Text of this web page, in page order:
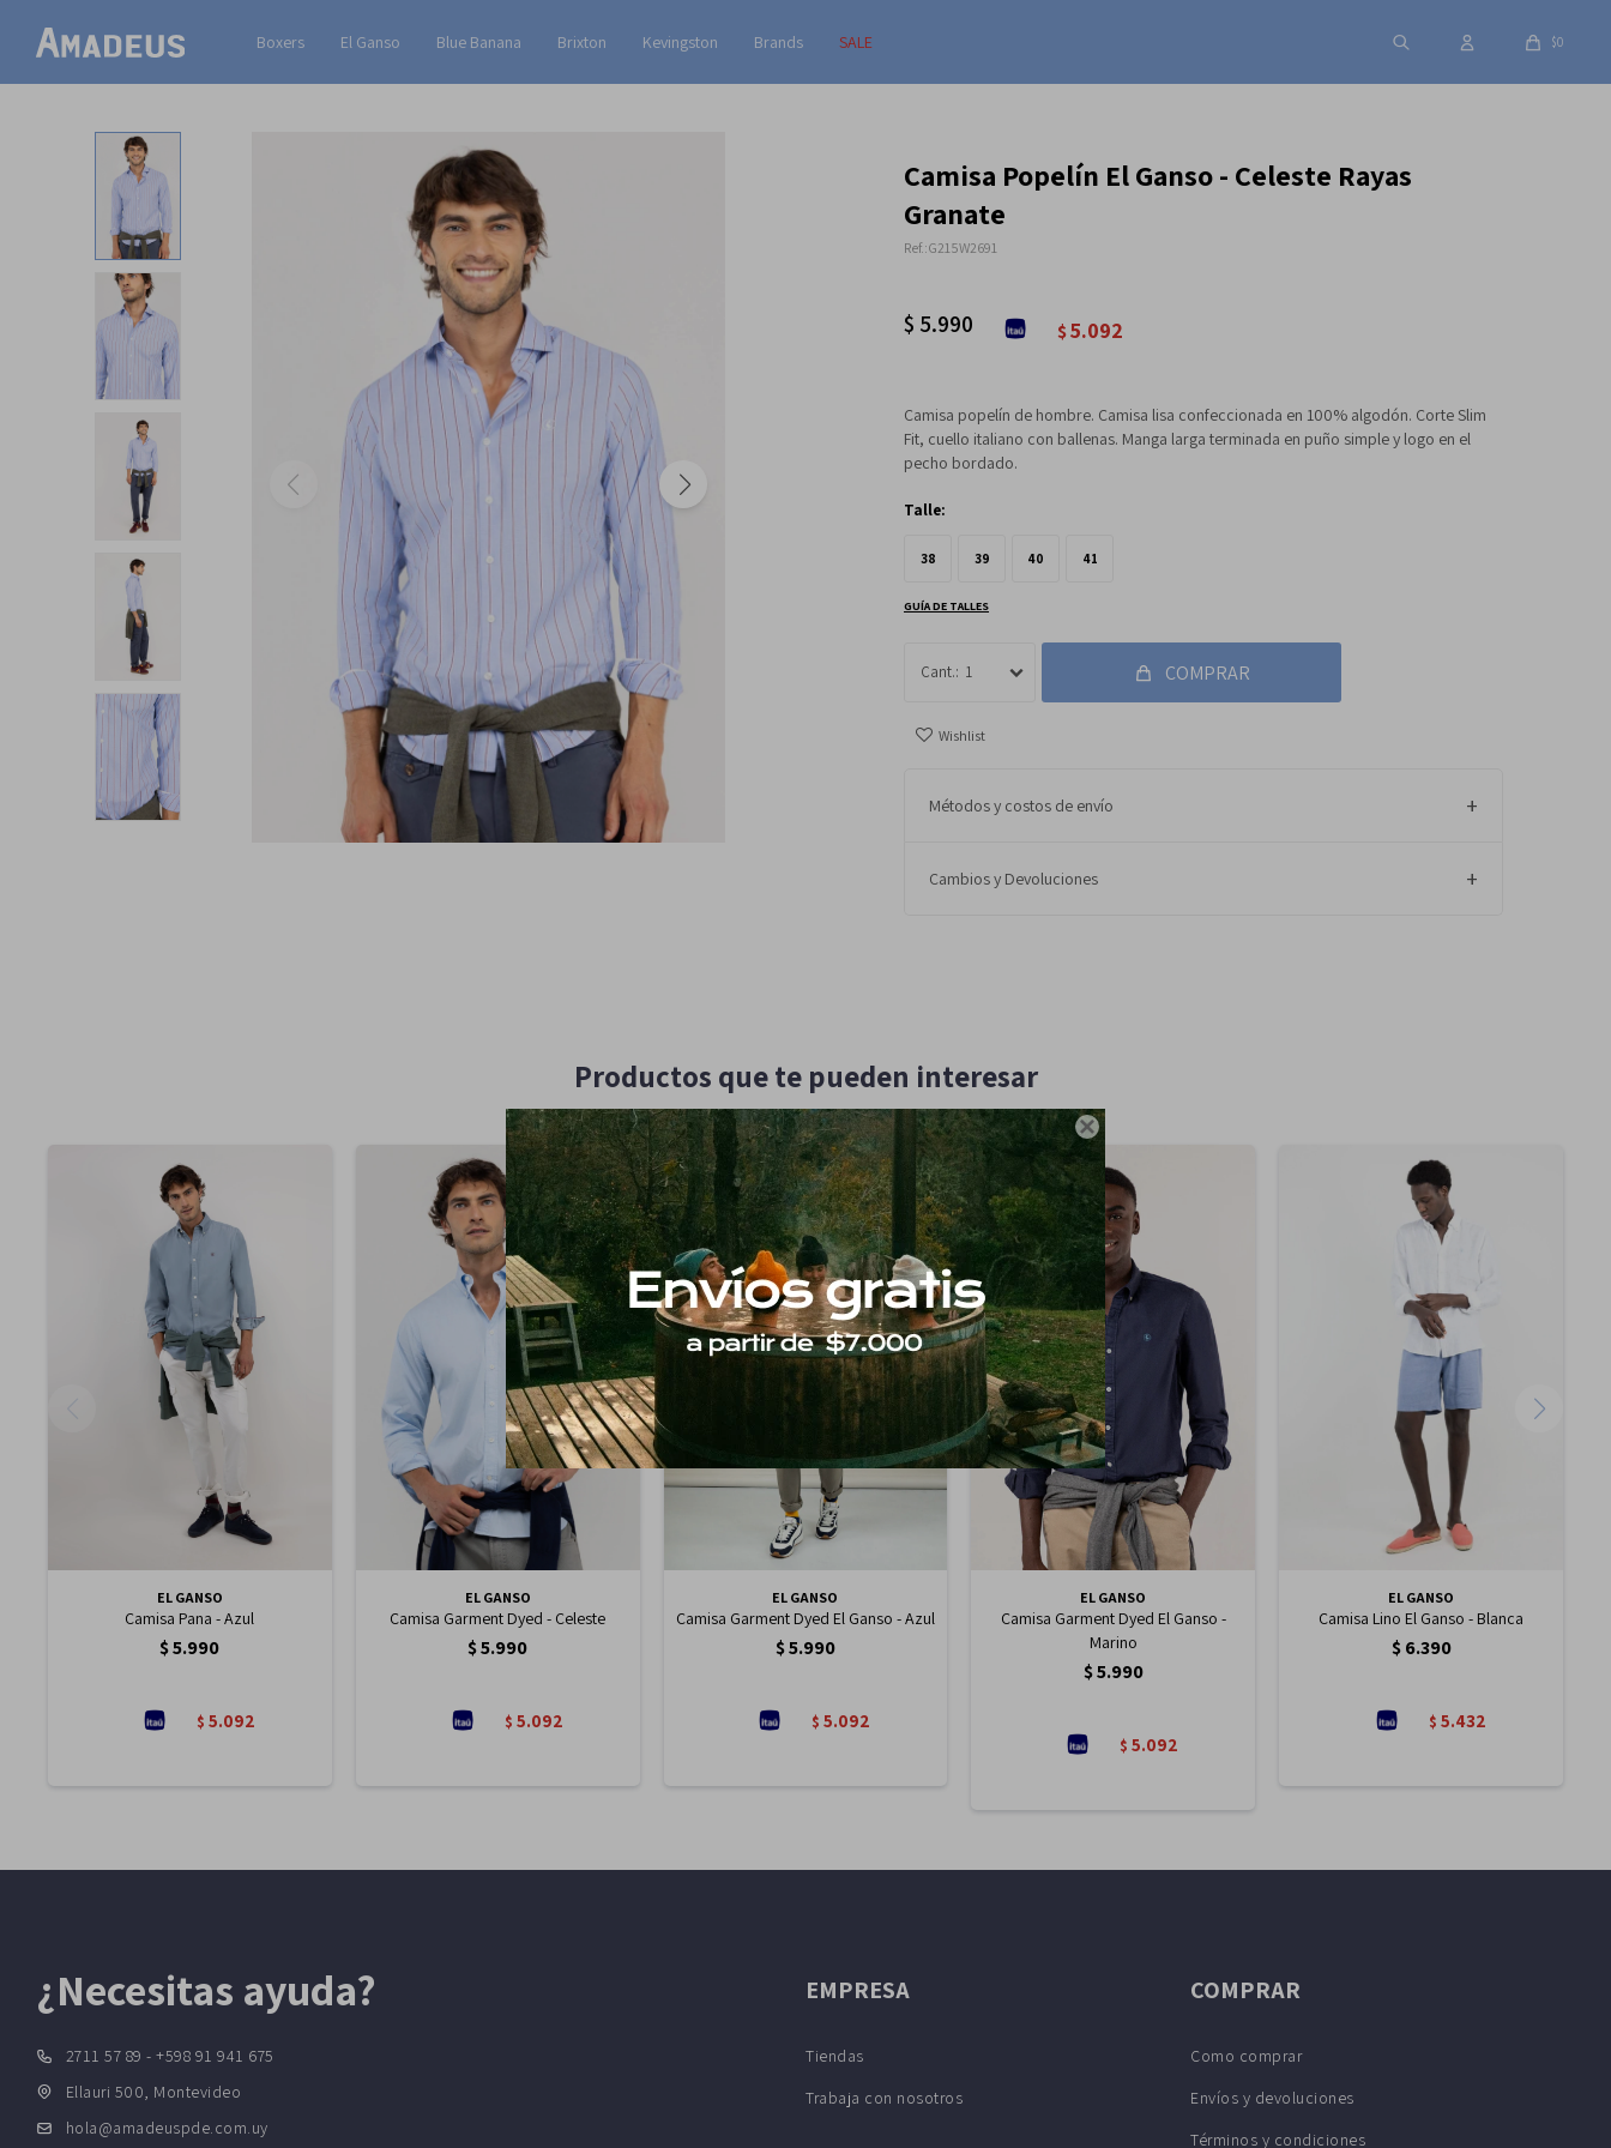

Boxers El Ganso Blue Banana Brixton Kevingston Brands SALE $0
Camisa Popelín El Ganso - Celeste Rayas
Granate
G215W2691
$ 5.990 $5.092
Camisa popelín de hombre. Camisa lisa confeccionada en 100% algodón. Corte Slim
Fit, cuello italiano con ballenas. Manga larga terminada en puño simple y logo en el
pecho bordado.
Talle:
38 39 40 41
GUÍA DE TALLES
1 COMPRAR
Métodos y costos de envío
Cambios y Devoluciones
Productos que te pueden interesar
EL GANSO
Camisa Pana - Azul
$5.990
$ 5.092
EL GANSO
Camisa Garment Dyed - Celeste
$5.990
$ 5.092
EL GANSO
Camisa Garment Dyed El Ganso - Azul
$5.990
$ 5.092
EL GANSO
Camisa Garment Dyed El Ganso -
Marino
$5.990
$ 5.092
EL GANSO
Camisa Lino El Ganso - Blanca
$ 6.390
$ 5.432
¿Necesitas ayuda?
2711 57 89 - +598 91 941 675
Ellauri 500, Montevideo
hola@amadeuspde.com.uy
EMPRESA
Tiendas
Trabaja con nosotros
COMPRAR
Como comprar
Envíos y devoluciones
Términos y condiciones